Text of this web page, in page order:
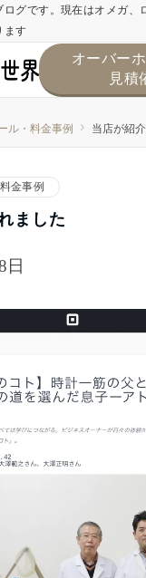
ログです。現在はオメガ、
ます
オーバー
見積
ル・料金事例 当店が紹
金事例
ました
日